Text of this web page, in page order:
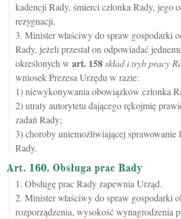
kadencji Rady, śmierci członka Rady, jego
rezygnacji.
3. Minister właściwy do spraw gospodarki
Rady, jeżeli przestał on odpowiadać
określonych w art. 158skład i tryb pracy
wniosek Prezesa Urzędu w razie:
1) niewykonywania obowiązków członka
2) utraty autorytetu dającego rękojmię
zadań Rady;
3) choroby uniemożliwiającej sprawowanie
Rady.
Art. 160. Obsługa prac Rady
1. Obsługę prac Rady zapewnia Urząd.
2. Minister właściwy do spraw gospodarki
rozporządzenia, wysokość wynagrodzenia